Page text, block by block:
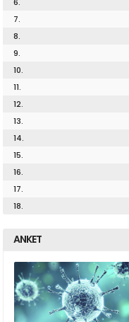
7.
8.
9.
10.
11.
12.
13.
14.
15.
16.
17.
18.
ANKET